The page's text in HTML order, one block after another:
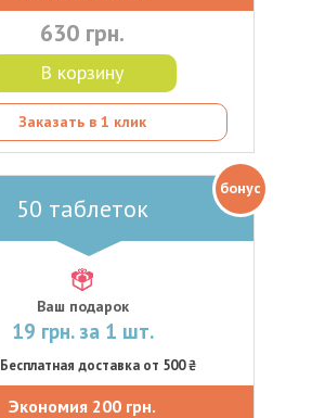
630 грн.
В корзину
Заказать в 1 клик
50 таблеток
Ваш подарок
19 грн. за 1 шт.
Бесплатная доставка от 500 ₴
Экономия 200 грн.
бонус